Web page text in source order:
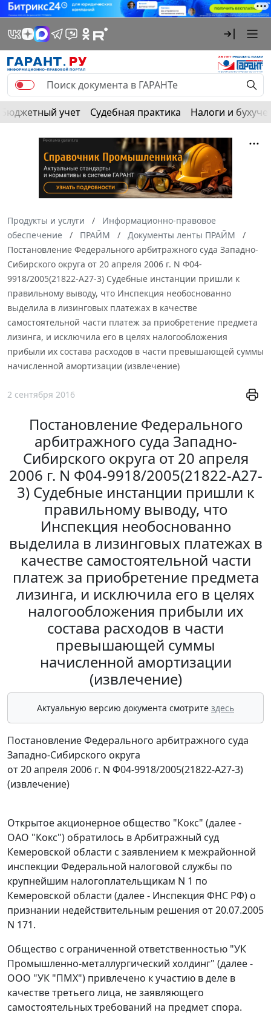
Бюджетный учет Судебная практика Налоги и
Продукты и услуги
Информационно-правовое
обеспечение
ПРАЙМ
Документы ленты ПРАЙМ
Постановление Федерального арбитражного суда Западно-
Сибирского округа от 20 апреля 2006 г. N Ф04-
9918/2005(21822-А27-3) Судебные инстанции пришли к
правильному выводу, что Инспекция необоснованно
выделила в лизинговых платежах в качестве
самостоятельной части платеж за приобретение предмета
лизинга, и исключила его в целях налогообложения
прибыли их состава расходов в части превышающей суммы
начисленной амортизации (извлечение)
2 сентября 2016
Постановление Федерального
арбитражного суда Западно-
Сибирского округа от 20 апреля
2006 г. N Ф04-9918/2005(21822-А27-
3) Судебные инстанции пришли к
правильному выводу, что
Инспекция необоснованно
выделила в лизинговых платежах в
качестве самостоятельной части
платеж за приобретение предмета
лизинга, и исключила его в целях
налогообложения прибыли их
состава расходов в части
превышающей суммы
начисленной амортизации
(извлечение)
Актуальную версию документа смотрите здесь
Постановление Федерального арбитражного суда
Западно-Сибирского округа
от 20 апреля 2006 г. N Ф04-9918/2005(21822-А27-3)
(извлечение)
Открытое акционерное общество "Кокс" (далее -
ОАО "Кокс") обратилось в Арбитражный суд
Кемеровской области с заявлением к межрайонной
инспекции Федеральной налоговой службы по
крупнейшим налогоплательщикам N 1 по
Кемеровской области (далее - Инспекция ФНС РФ) о
признании недействительным решения от 20.07.2005
N 171.
Общество с ограниченной ответственностью "УК
Промышленно-металлургический холдинг" (далее -
ООО "УК "ПМХ") привлечено к участию в деле в
качестве третьего лица, не заявляющего
самостоятельных требований на предмет спора.